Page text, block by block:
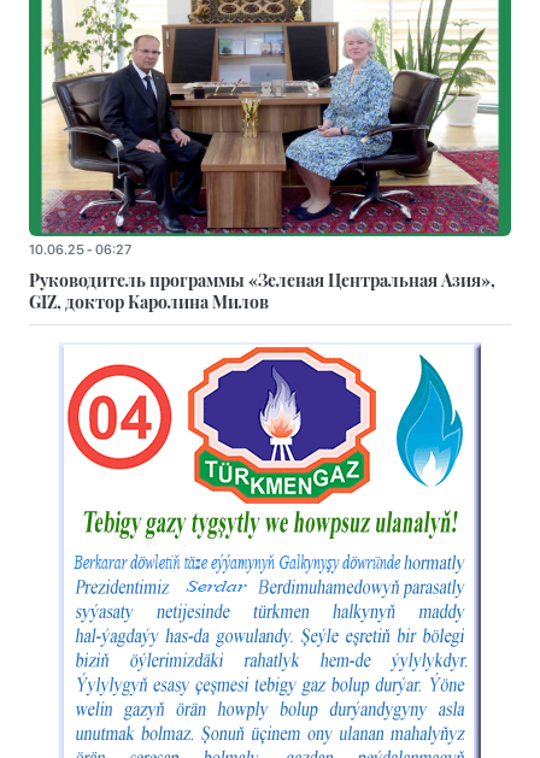
10.06.25 - 06:27
Руководитель программы «Зеленая Центральная Азия»,
GIZ, доктор Каролина Милов